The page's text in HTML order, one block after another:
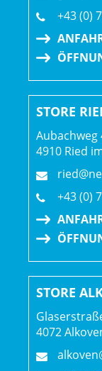
Gangschaltung:
Anzahl Gänge: 1
Schalthebel:
Max.
Max.
Reifen:
27.5 x 2.40
Gabel: SR
hydraulischer
Vorbiegung,
100 mm Federweg
+43 (0)
STORE
Aubachweg
4910 Ried
+43 (0)
STORE
4072